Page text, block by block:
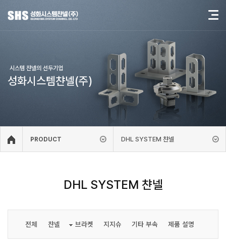
시스템 챤넬의 선두기업
성화시스템챤넬(주)
PRODUCT DHL SYSTEM 챤넬
DHL SYSTEM 챤넬
전체 챤넬 브라켓 지지슈 기타 부속 제품 설명